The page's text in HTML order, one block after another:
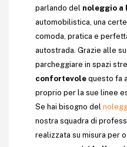
parlando del noleggio a
automobilistica, una
comoda, pratica e
autostrada. Grazie alle
parcheggiare in spazi
confortevole questo fa
proprio per la sue linee
Se hai bisogno del
nostra squadra di
realizzata su misura per